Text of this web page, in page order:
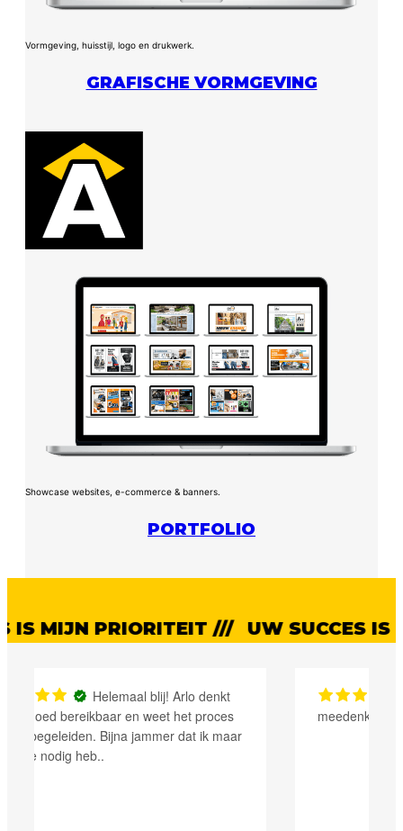
Vormgeving, huisstijl, logo en drukwerk.
GRAFISCHE VORMGEVING
Showcase websites, e-commerce & banners.
PORTFOLIO
PRIORITEIT /// UW SUCCES IS MIJN
Arlo is erg ervaren en
meedenkend. zeer tevreden. Bedankt!